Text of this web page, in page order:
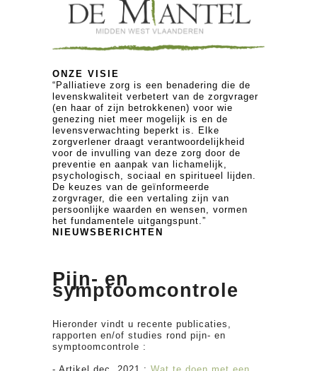
ONZE VISIE
“Palliatieve zorg is een benadering die de
levenskwaliteit verbetert van de zorgvrager
(en haar of zijn betrokkenen) voor wie
genezing niet meer mogelijk is en de
levensverwachting beperkt is. Elke
zorgverlener draagt verantwoordelijkheid
voor de invulling van deze zorg door de
preventie en aanpak van lichamelijk,
psychologisch, sociaal en spiritueel lijden.
De keuzes van de geïnformeerde
zorgvrager, die een vertaling zijn van
persoonlijke waarden en wensen, vormen
het fundamentele uitgangspunt.”
NIEUWSBERICHTEN
Pijn- en
symptoomcontrole
Hieronder vindt u recente publicaties,
rapporten en/of studies rond pijn- en
symptoomcontrole :